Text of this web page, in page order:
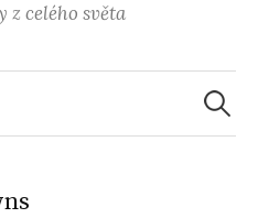
celého světa